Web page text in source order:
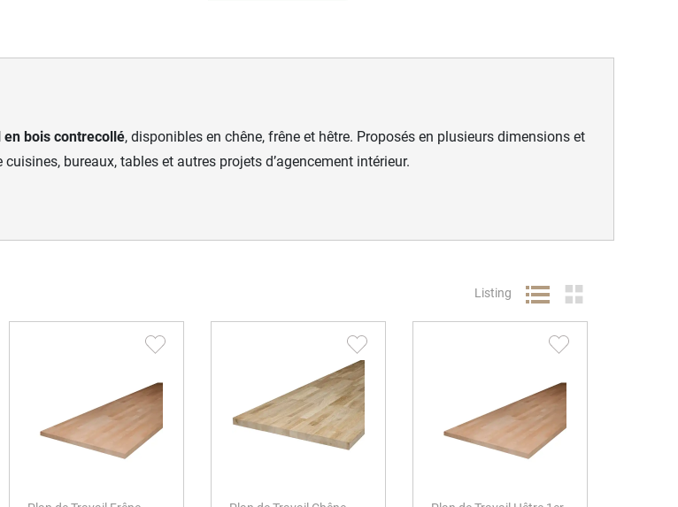
bois contrecollé, disponibles en chêne, frêne et hêtre. Proposés en plusieurs dimensions et
bureaux, tables et autres projets d’agencement intérieur.
Listing